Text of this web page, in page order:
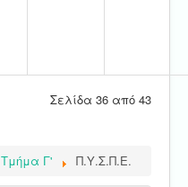
Σελίδα 36 από 43
Τμήμα Γ' Π.Υ.Σ.Π.Ε.